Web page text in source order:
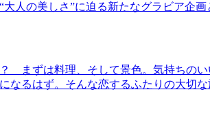
人の美しさ”に迫る新たなグラビア企画
まずは料理、そして景色。気持ちの
なるはず。そんな恋するふたりの大切